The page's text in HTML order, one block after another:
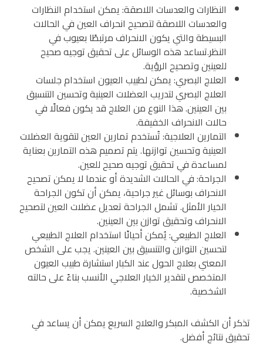
النظارات والعدسات اللاصقة: يمكن استخدام النظارات
والعدسات اللاصقة لتصحيح انحراف العين في الحالات
البسيطة والتي يكون الانحراف مرتبطًا بعيوب في
النظر.تساعد هذه الوسائل على تحقيق توجيه صحيح
للعينين وتصحيح الرؤية.
العلاج البصري: يمكن لطبيب العيون استخدام جلسات
العلاج البصري لتدريب العضلات العينية وتحسين التنسيق
بين العينين. هذا النوع من العلاج قد يكون فعالًا في
حالات الانحراف الخفيفة.
التمارين العلاجية: تُستخدم تمارين العين لتقوية العضلات
العينية وتحسين توازنها. يتم تصميم هذه التمارين بعناية
لمساعدة في تحقيق توجيه صحيح للعين.
الجراحة: في الحالات الشديدة أو عندما لا يمكن تصحيح
الانحراف بوسائل غير جراحية، يمكن أن تكون الجراحة
الخيار الأمثل. تشمل الجراحة تعديل عضلات العين لتصحيح
الانحراف وتحقيق توازن بين العينين.
العلاج الطبيعي: يُمكن أحيانًا استخدام العلاج الطبيعي
لتحسين التوازن والتنسيق بين العينين. يجب على الشخص
المعني بعلاج الحول عند الكبار استشارة طبيب العيون
المتخصص لتقدير الخيار العلاجي الأنسب بناءً على حالته
الشخصية.
تذكر أن الكشف المبكر والعلاج السريع يمكن أن يساعد في
تحقيق نتائج أفضل.